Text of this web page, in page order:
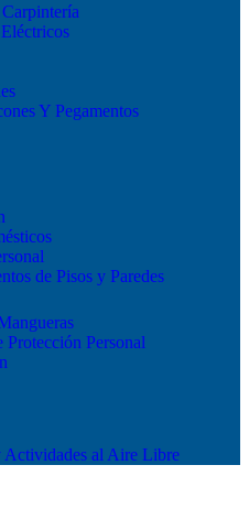
Y Pegamentos
de Pisos y Paredes
Protección Personal
Actividades al Aire Libre